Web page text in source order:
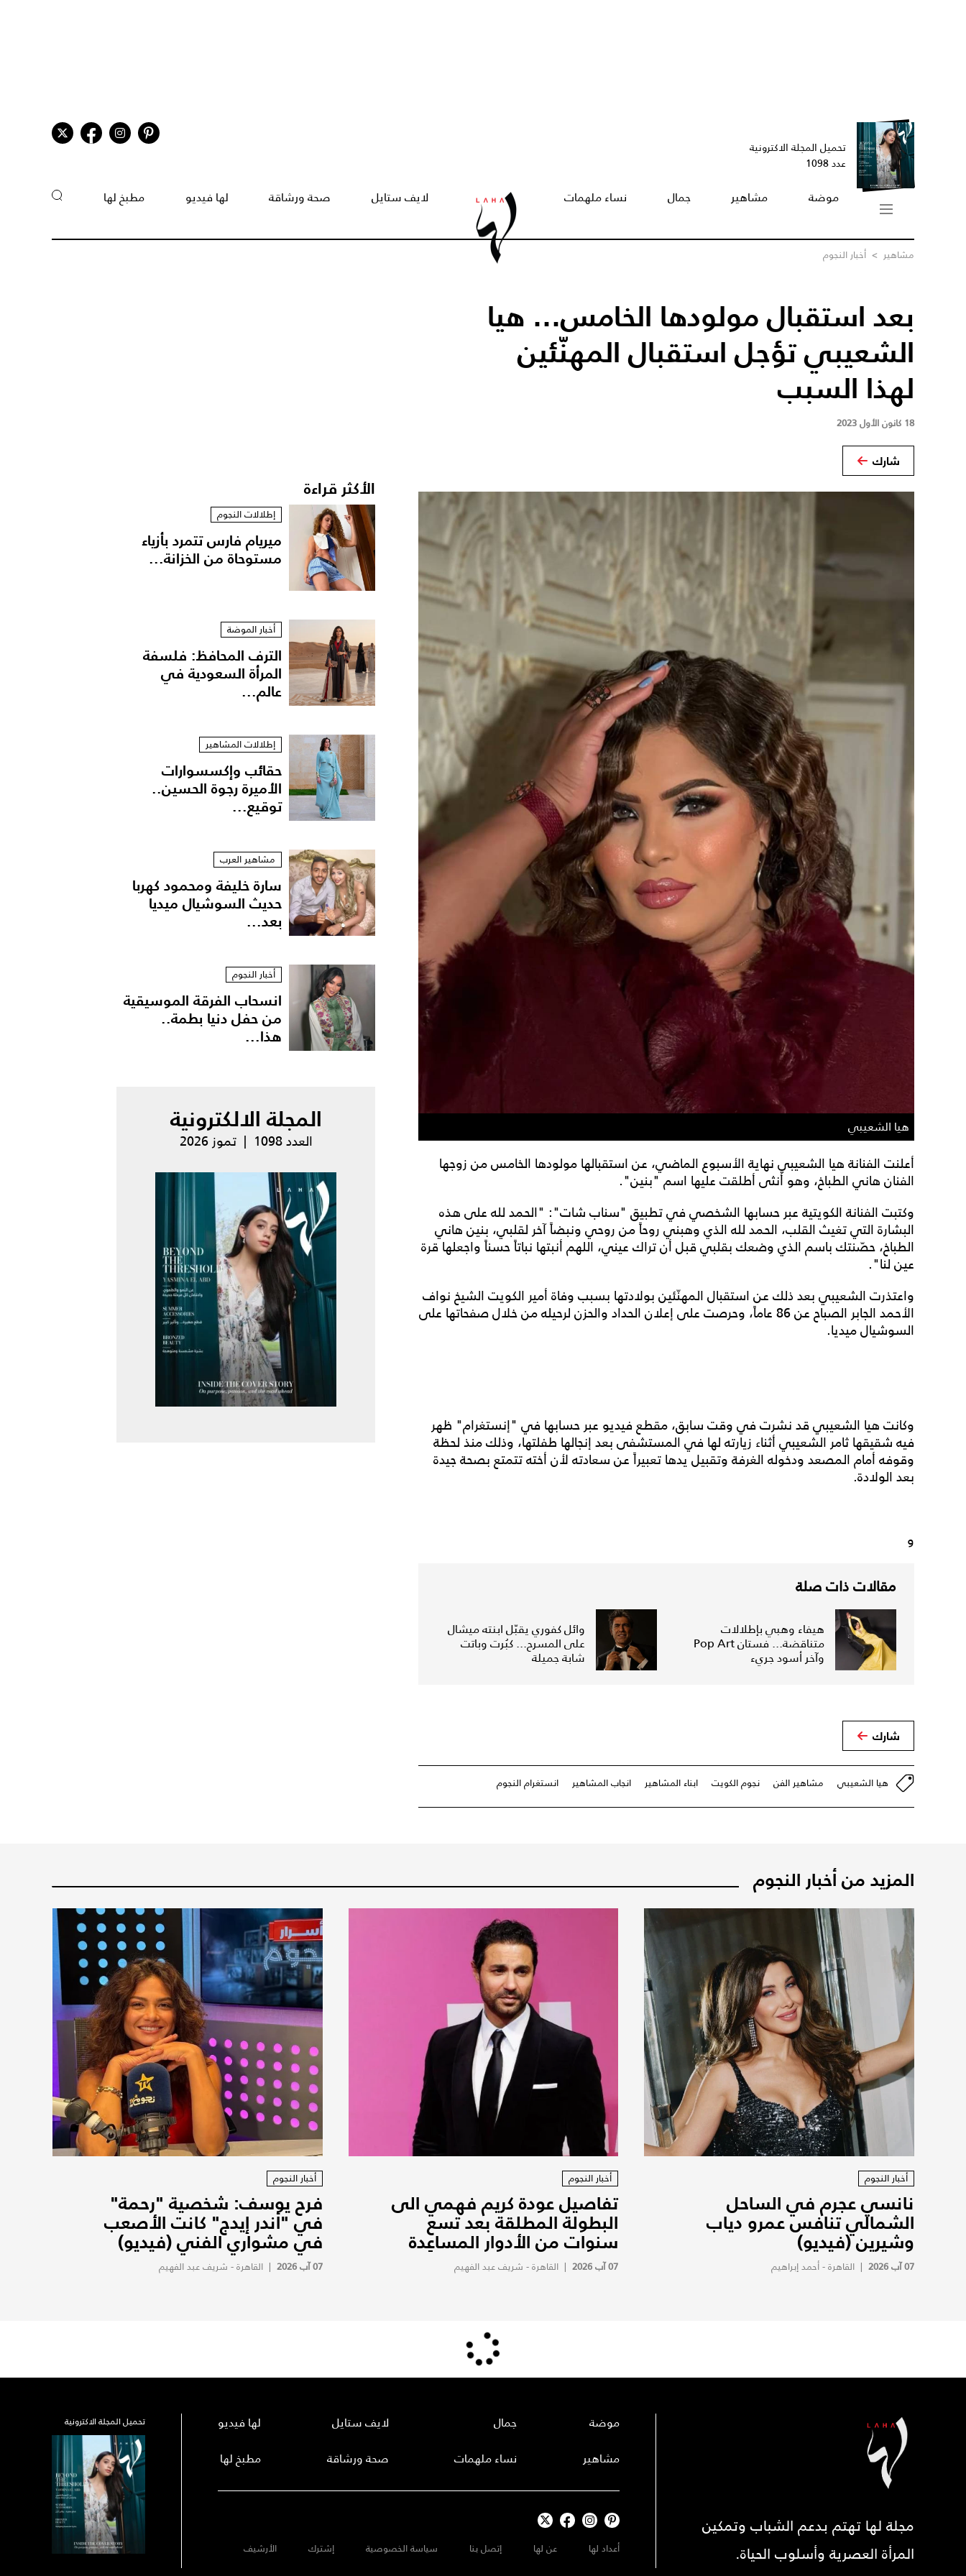
تحميل المجلة الاكترونية
عدد 1098
موضة مشاهير جمال نساء ملهمات لايف ستايل صحة ورشاقة لها فيديو مطبخ لها
مشاهير > أخبار النجوم
بعد استقبال مولودها الخامس... هيا
الشعيبي تؤجل استقبال المهنّئين
لهذا السبب
18 كانون الأول 2023
شارك
هيا الشعيبي
أعلنت الفنانة هيا الشعيبي نهاية الأسبوع الماضي، عن استقبالها مولودها الخامس من زوجها
الفنان هاني الطباخ، وهو أنثى أطلقت عليها اسم "بنين".
وكتبت الفنانة الكويتية عبر حسابها الشخصي في تطبيق "سناب شات": "الحمد لله على هذه
البشارة التي تغيث القلب، الحمد لله الذي وهبني روحاً من روحي ونبضاً آخر لقلبي، بنين هاني
الطباخ، حصّنتك باسم الذي وضعك بقلبي قبل أن تراك عيني، اللهم أنبتها نباتاً حسناً واجعلها قرة
عين لنا".
واعتذرت الشعيبي بعد ذلك عن استقبال المهنّئين بولادتها بسبب وفاة أمير الكويت الشيخ نواف
الأحمد الجابر الصباح عن 86 عاماً، وحرصت على إعلان الحداد والحزن لرحيله من خلال صفحاتها على
السوشيال ميديا.
وكانت هيا الشعيبي قد نشرت في وقت سابق، مقطع فيديو عبر حسابها في "إنستغرام" ظهر
فيه شقيقها ثامر الشعيبي أثناء زيارته لها في المستشفى بعد إنجالها طفلتها، وذلك منذ لحظة
وقوفه أمام المصعد ودخوله الغرفة وتقبيل يدها تعبيراً عن سعادته لأن أخته تتمتع بصحة جيدة
بعد الولادة.
و
مقالات ذات صلة
هيفاء وهبي بإطلالات
متناقضة... فستان Pop Art
وآخر أسود جريء
وائل كفوري يقبّل ابنته ميشال
على المسرح... كبُرت وباتت
شابة جميلة
شارك
هيا الشعيبي مشاهير الفن نجوم الكويت ابناء المشاهير انجاب المشاهير انستغرام النجوم
الأكثر قراءة
إطلالات النجوم
ميريام فارس تتمرد بأزياء
مستوحاة من الخزانة...
أخبار الموضة
الترف المحافظ: فلسفة
المرأة السعودية في
عالم...
إطلالات المشاهير
حقائب وإكسسوارات
الأميرة رجوة الحسين..
توقيع...
مشاهير العرب
سارة خليفة ومحمود كهربا
حديث السوشيال ميديا
بعد...
أخبار النجوم
انسحاب الفرقة الموسيقية
من حفل دنيا بطمة..
هذا...
المجلة الالكترونية
العدد 1098 | تموز 2026
المزيد من أخبار النجوم
أخبار النجوم
نانسي عجرم في الساحل
الشمالي تنافس عمرو دياب
وشيرين (فيديو)
07 آب 2026 | القاهرة - أحمد إبراهيم
أخبار النجوم
تفاصيل عودة كريم فهمي الى
البطولة المطلقة بعد تسع
سنوات من الأدوار المساعِدة
07 آب 2026 | القاهرة - شريف عبد الفهيم
أخبار النجوم
فرح يوسف: شخصية "رحمة"
في "أندر إيدج" كانت الأصعب
في مشواري الفني (فيديو)
07 آب 2026 |القاهرة - شريف عبد الفهيم
مجلة لها تهتم بدعم الشباب وتمكين
المرأة العصرية وأسلوب الحياة.
موضة
مشاهير
جمال
نساء ملهمات
لايف ستايل
صحة ورشاقة
لها فيديو
مطبخ لها
أعداد لها عن لها إتصل بنا سياسة الخصوصية إشترك الأرشيف
تحميل المجلة الاكترونية